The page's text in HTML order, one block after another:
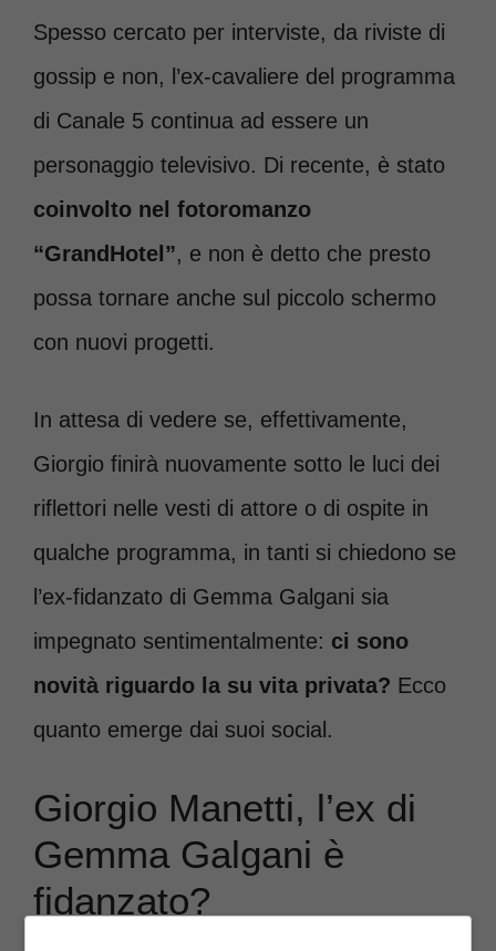
Spesso cercato per interviste, da riviste di
gossip e non, l’ex-cavaliere del programma
di Canale 5 continua ad essere un
personaggio televisivo. Di recente, è stato
coinvolto nel fotoromanzo
“GrandHotel”, e non è detto che presto
possa tornare anche sul piccolo schermo
con nuovi progetti.
In attesa di vedere se, effettivamente,
Giorgio finirà nuovamente sotto le luci dei
riflettori nelle vesti di attore o di ospite in
qualche programma, in tanti si chiedono se
l’ex-fidanzato di Gemma Galgani sia
impegnato sentimentalmente: ci sono
novità riguardo la su vita privata? Ecco
quanto emerge dai suoi social.
Giorgio Manetti, l’ex di
Gemma Galgani è
fidanzato?